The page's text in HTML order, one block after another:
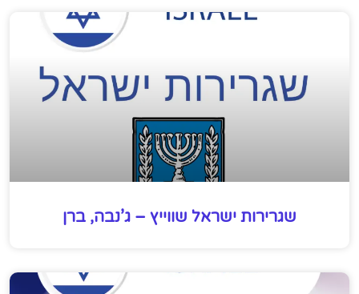
שגרירות ישראל שווייץ – ג’נבה, ברן